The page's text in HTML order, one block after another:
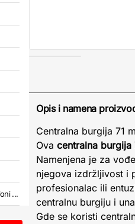
...
Opis i namena
Centralna burgija 71
Ova centralna burgija
Namenjena je za
njegova izdržljivost i
profesionalac ili
centralnu burgiju i
Gde se koristi